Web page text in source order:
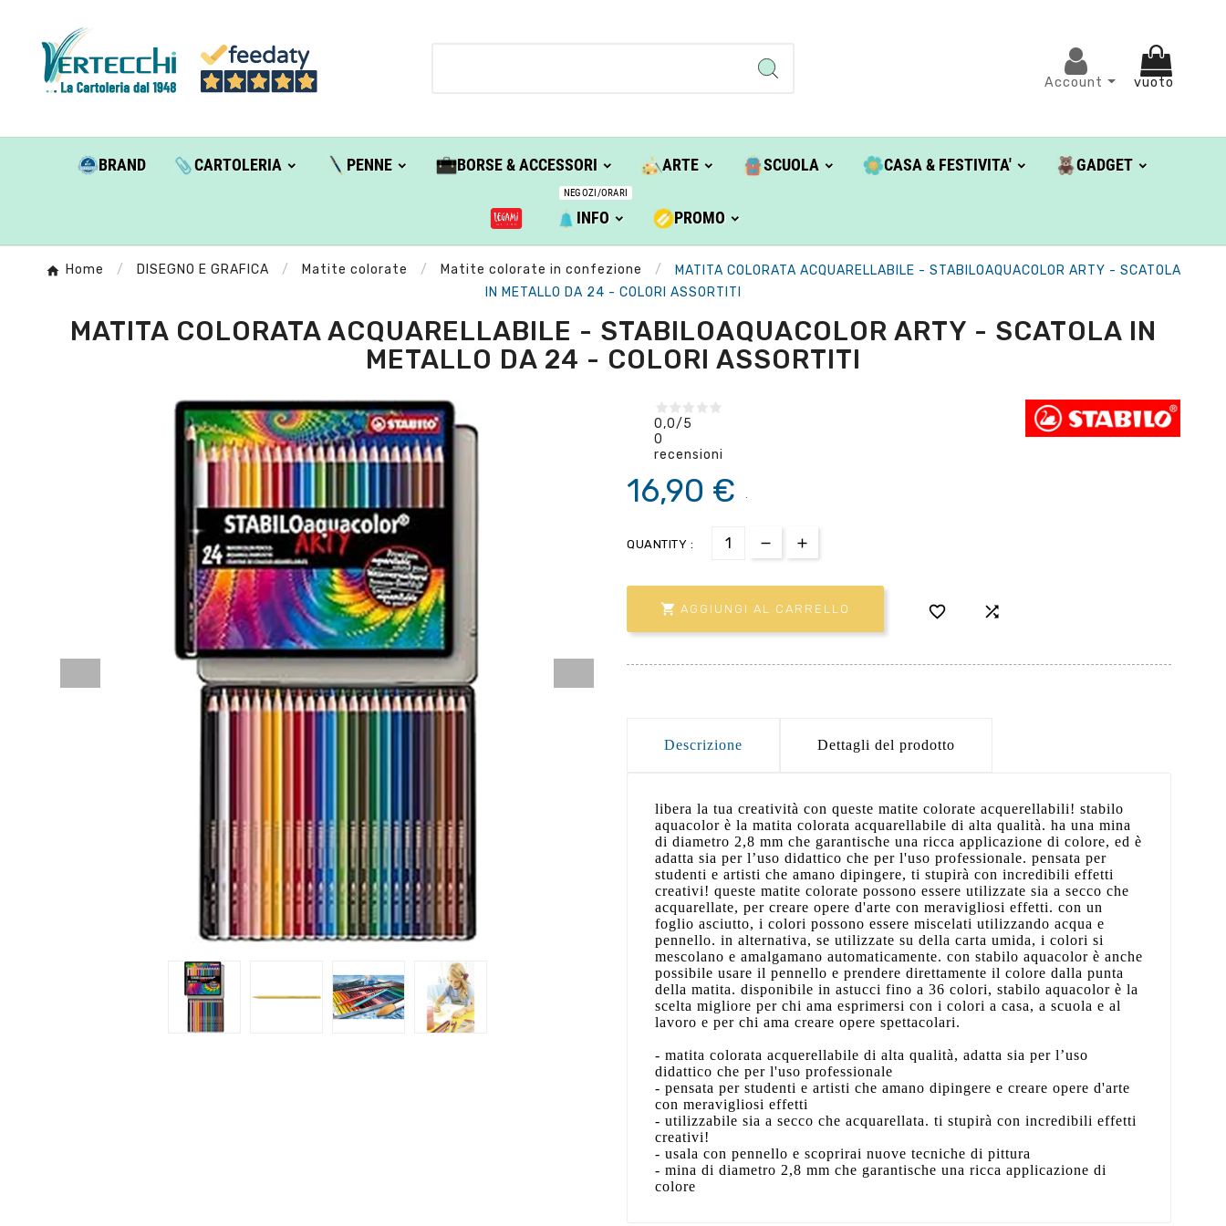
Account vuoto
BRAND CARTOLERIA PENNE BORSE & ACCESSORI ARTE SCUOLA CASA & FESTIVITA' GADGET
INFO
NEGOZI/ORARI
PROMO
Home DISEGNO E GRAFICA Matite colorate Matite colorate in confezione
MATITA COLORATA ACQUARELLABILE - STABILOAQUACOLOR ARTY - SCATOLA
IN METALLO DA 24 - COLORI ASSORTITI
MATITA COLORATA ACQUARELLABILE - STABILOAQUACOLOR ARTY - SCATOLA IN
METALLO DA 24 - COLORI ASSORTITI
0,0/5
0
recensioni
16,90 €
QUANTITY :
 AGGIUNGI AL CARRELLO  
Descrizione Dettagli del prodotto
libera la tua creatività con queste matite colorate acquerellabili! stabilo
aquacolor è la matita colorata acquarellabile di alta qualità. ha una mina
di diametro 2,8 mm che garantische una ricca applicazione di colore, ed è
adatta sia per l’uso didattico che per l'uso professionale. pensata per
studenti e artisti che amano dipingere, ti stupirà con incredibili effetti
creativi! queste matite colorate possono essere utilizzate sia a secco che
acquarellate, per creare opere d'arte con meravigliosi effetti. con un
foglio asciutto, i colori possono essere miscelati utilizzando acqua e
pennello. in alternativa, se utilizzate su della carta umida, i colori si
mescolano e amalgamano automaticamente. con stabilo aquacolor è anche
possibile usare il pennello e prendere direttamente il colore dalla punta
della matita. disponibile in astucci fino a 36 colori, stabilo aquacolor è la
scelta migliore per chi ama esprimersi con i colori a casa, a scuola e al
lavoro e per chi ama creare opere spettacolari.
- matita colorata acquerellabile di alta qualità, adatta sia per l’uso
didattico che per l'uso professionale
- pensata per studenti e artisti che amano dipingere e creare opere d'arte
con meravigliosi effetti
- utilizzabile sia a secco che acquarellata. ti stupirà con incredibili effetti
creativi!
- usala con pennello e scoprirai nuove tecniche di pittura
- mina di diametro 2,8 mm che garantische una ricca applicazione di
colore